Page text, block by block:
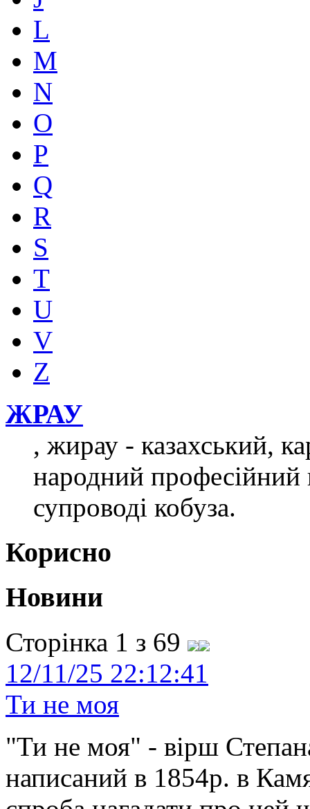
L
M
N
O
P
Q
R
S
T
U
V
Z
ЖРАУ
, жирау - казахський,
народний професійний
супроводі кобуза.
Корисно
Новини
Сторінка 1 з 69
12/11/25 22:12:41
Ти не моя
"Ти не моя" - вірш
написаний в 1854р. в